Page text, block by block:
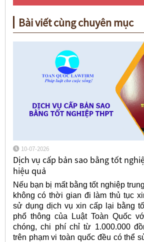
Bài viết cùng chuyên mục
10-07-2026
Dịch vụ cấp bản sao bằng tốt
hiệu quả
Nếu bạn bị mất bằng tốt nghiệp
không có thời gian đi làm thủ tục
sử dụng dịch vụ xin cấp lại bằng
phổ thông của Luật Toàn Quốc
chóng, chi phí chỉ từ 1.000.000
trên phạm vi toàn quốc đều có thể